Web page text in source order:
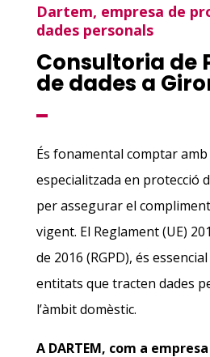
Dartem, empresa de
dades personals
Consultoria de
de dades a
És fonamental comptar
especialitzada en protecció
per assegurar el
vigent. El Reglament (UE)
de 2016 (RGPD), és
entitats que tracten dades
l’àmbit domèstic.
A DARTEM, com a